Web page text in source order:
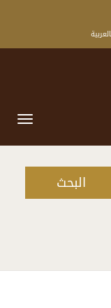
البحث